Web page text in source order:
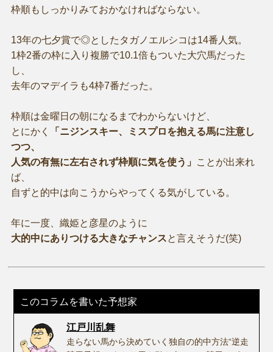
枠順もしっかりみておかなければならない。
13年の七夕賞で◎としたタガノエルシコは14番人気。
1枠2番の枠に入り複勝で10.1倍もついた大穴馬だった
し、
去年のマデイラも4枠7番だった。
枠順は金曜日の朝になるまでわからないけど、
とにかく
「ニジンスキー、ミスプロを抱える馬に注意し
つつ、
人気の有無に左右されず枠順に気を使う」 ことが出来れ
ば、
自ずと的中は向こうからやってくる気がしている。
年に一度、織姫と彦星のように
大的中にありつける大きなチャンスと言えそうだ(笑)
このコラムを書いた予想家
江戸川乱舞
走らない馬から決めていく独自の的中方法“逆走